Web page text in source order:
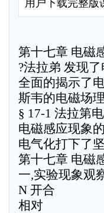
用户下载完整版
第十七章 电磁
?法拉弟 发现
全面的揭示了
斯韦的电磁场
§ 17-1 法拉第
电磁感应现象
电气化打下了
第十七章 电磁
一,实验现象观
N 开合
相对